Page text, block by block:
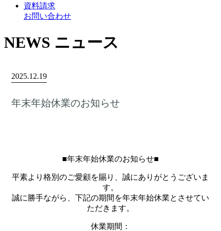
資料請求
お問い合わせ
NEWS ニュース
2025.12.19
年末年始休業のお知らせ
■年末年始休業のお知らせ■
平素より格別のご愛顧を賜り、誠にありがとうございま
す。
誠に勝手ながら、下記の期間を年末年始休業とさせてい
ただきます。
休業期間：